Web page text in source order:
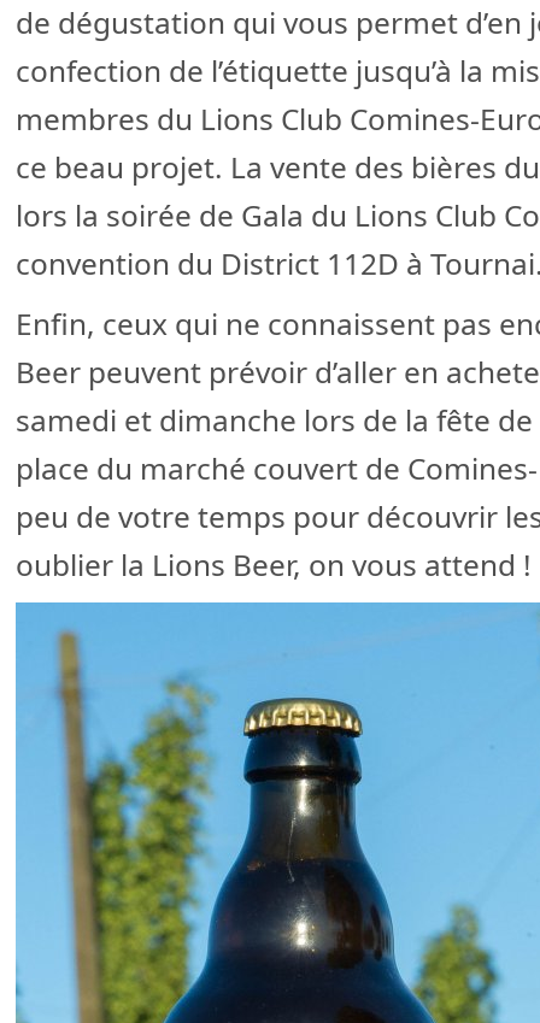
de dégustation qui vous permet d’en
confection de l’étiquette jusqu’à la
membres du Lions Club Comines-
ce beau projet. La vente des bières
lors la soirée de Gala du Lions Club
convention du District 112D à
Enfin, ceux qui ne connaissent pas
Beer peuvent prévoir d’aller en
samedi et dimanche lors de la fête
place du marché couvert de
peu de votre temps pour découvrir
oublier la Lions Beer, on vous attend !